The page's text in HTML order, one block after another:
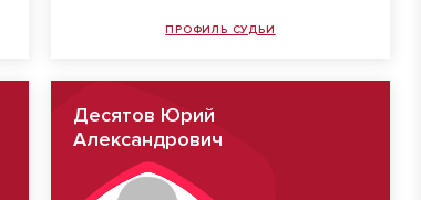
ПРОФИЛЬ СУДЬИ
Десятов Юрий
Александрович